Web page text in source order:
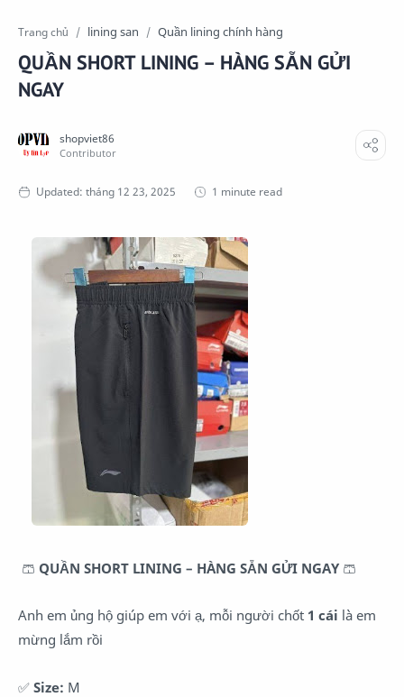
Trang chủ lining san Quần lining chính hàng
QUẦN SHORT LINING – HÀNG SẴN GỬI
NGAY
1 minute read
🩳 QUẦN SHORT LINING – HÀNG SẴN GỬI NGAY 🩳
Anh em ủng hộ giúp em với ạ, mỗi người chốt 1 cái là em
mừng lắm rồi
✅ Size: M